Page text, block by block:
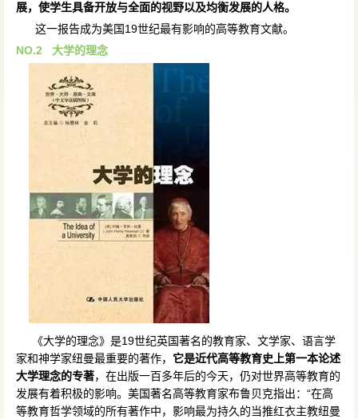
展，使学生具备开放与全面的视野以及均衡发展的人格。
这一报告成为美国19世纪最有影响的高等教育文献。
NO.2 大学的理念
《大学的理念》是19世纪英国著名的教育家、文学家、语言学
家和神学家纽曼最重要的著作， 它是近代高等教育史上第一本论述
大学理念的专著，在出版一百多年后的今天，仍对世界高等教育的
发展有着积极的影响。美国著名高等教育家布鲁贝克指出：“在高
等教育哲学领域的所有著作中，影响最为持久的当推红衣主教纽曼